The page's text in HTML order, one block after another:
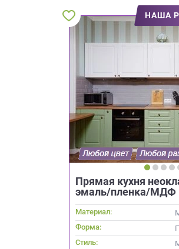
НАША
Прямая кухня
эмаль/пленка/МДФ
Материал:
Форма:
Стиль: